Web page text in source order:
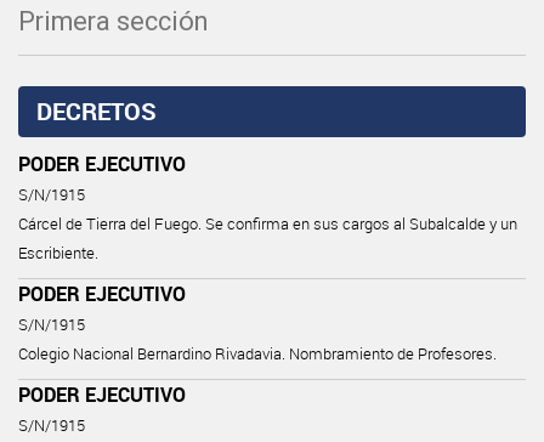
Primera sección
DECRETOS
PODER EJECUTIVO
S/N/1915
Cárcel de Tierra del Fuego. Se confirma en sus cargos al Subalcalde y un
Escribiente.
PODER EJECUTIVO
S/N/1915
Colegio Nacional Bernardino Rivadavia. Nombramiento de Profesores.
PODER EJECUTIVO
S/N/1915